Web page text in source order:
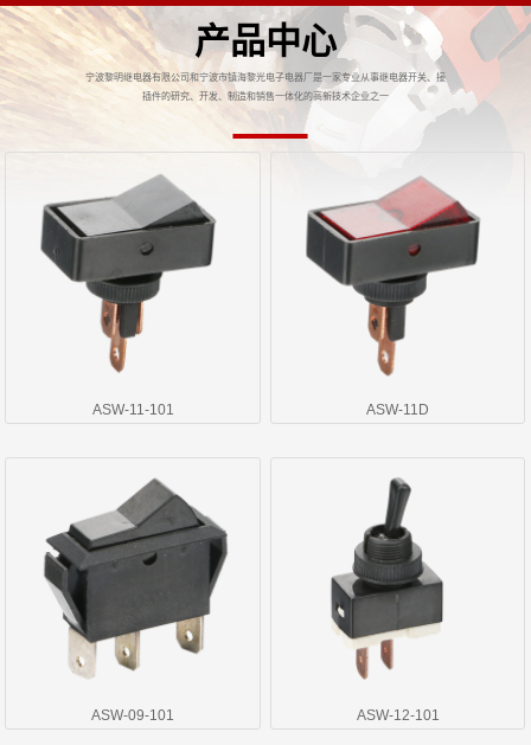
产品中心
宁波黎明继电器有限公司和宁波市镇海黎光电子电器厂是一家专业从事继电器开关、接
插件的研究、开发、制造和销售一体化的高新技术企业之一
ASW-11-101 ASW-11D
ASW-09-101 ASW-12-101